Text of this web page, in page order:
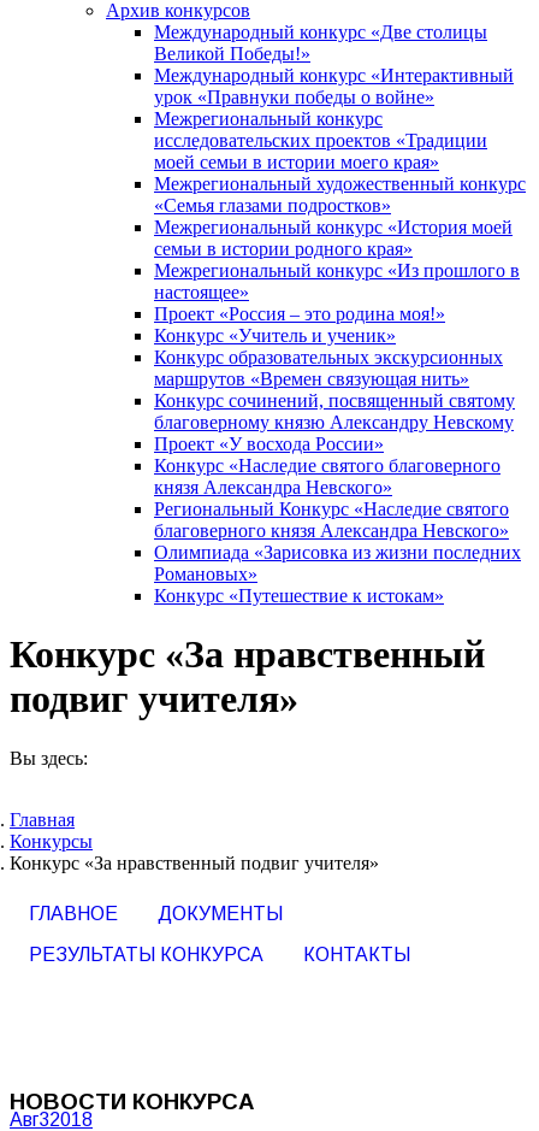
Архив конкурсов
Международный конкурс «Две столицы
Великой Победы!»
Международный конкурс «Интерактивный
урок «Правнуки победы о войне»
Межрегиональный конкурс
исследовательских проектов «Традиции
моей семьи в истории моего края»
Межрегиональный художественный конкурс
«Семья глазами подростков»
Межрегиональный конкурс «История моей
семьи в истории родного края»
Межрегиональный конкурс «Из прошлого в
настоящее»
Проект «Россия – это родина моя!»
Конкурс «Учитель и ученик»
Конкурс образовательных экскурсионных
маршрутов «Времен связующая нить»
Конкурс сочинений, посвященный святому
благоверному князю Александру Невскому
Проект «У восхода России»
Конкурс «Наследие святого благоверного
князя Александра Невского»
Региональный Конкурс «Наследие святого
благоверного князя Александра Невского»
Олимпиада «Зарисовка из жизни последних
Романовых»
Конкурс «Путешествие к истокам»
Конкурс «За нравственный
подвиг учителя»
Вы здесь:
Главная
Конкурсы
Конкурс «За нравственный подвиг учителя»
ГЛАВНОЕ
ДОКУМЕНТЫ
РЕЗУЛЬТАТЫ КОНКУРСА
КОНТАКТЫ
НОВОСТИ КОНКУРСА
Авг32018